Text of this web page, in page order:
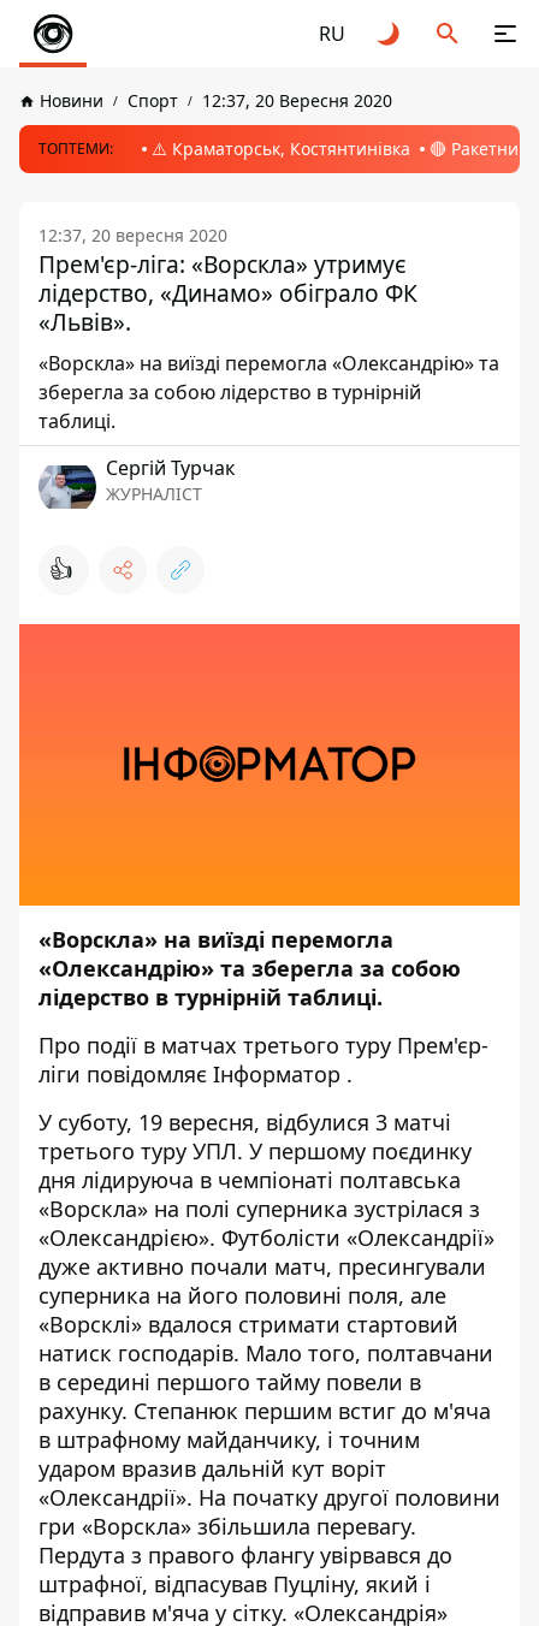
RU
Новини Спорт 12:37, 20 Вересня 2020
ТОПТЕМИ: ⚠️ Краматорськ, Костянтинівка 🔴 Ракетний
12:37, 20 вересня 2020
Прем'єр-ліга: «Ворскла» утримує
лідерство, «Динамо» обіграло ФК
«Львів».
«Ворскла» на виїзді перемогла «Олександрію» та
зберегла за собою лідерство в турнірній
таблиці.
Сергій Турчак
ЖУРНАЛІСТ
👍
«Ворскла» на виїзді перемогла
«Олександрію» та зберегла за собою
лідерство в турнірній таблиці.
Про події в матчах третього туру Прем'єр-
ліги повідомляє Інформатор .
У суботу, 19 вересня, відбулися 3 матчі
третього туру УПЛ. У першому поєдинку
дня лідируюча в чемпіонаті полтавська
«Ворскла» на полі суперника зустрілася з
«Олександрією». Футболісти «Олександрії»
дуже активно почали матч, пресингували
суперника на його половині поля, але
«Ворсклі» вдалося стримати стартовий
натиск господарів. Мало того, полтавчани
в середині першого тайму повели в
рахунку. Степанюк першим встиг до м'яча
в штрафному майданчику, і точним
ударом вразив дальній кут воріт
«Олександрії». На початку другої половини
гри «Ворскла» збільшила перевагу.
Пердута з правого флангу увірвався до
штрафної, відпасував Пуцліну, який і
відправив м'яча у сітку. «Олександрія»